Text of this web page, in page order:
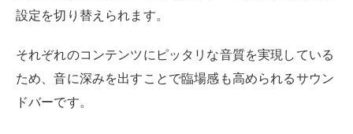
設定を切り替えられます。
それぞれのコンテンツにピッタリな音質を実現している
ため、音に深みを出すことで臨場感も高められるサウン
ドバーです。